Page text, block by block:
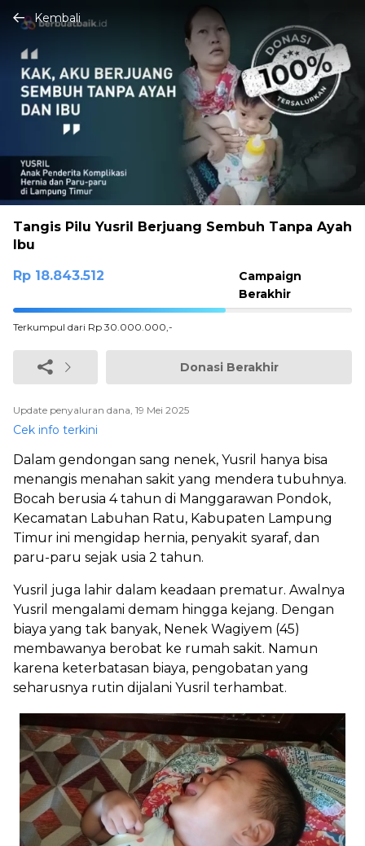
Kembali
Tangis Pilu Yusril Berjuang Sembuh Tanpa Ayah
Ibu
Rp 18.843.512
Campaign
Berakhir
62.811706666667%
Complete
Terkumpul dari Rp 30.000.000,-
Donasi Berakhir
Update penyaluran dana, 19 Mei 2025
Cek info terkini
Dalam gendongan sang nenek, Yusril hanya bisa
menangis menahan sakit yang mendera tubuhnya.
Bocah berusia 4 tahun di Manggarawan Pondok,
Kecamatan Labuhan Ratu, Kabupaten Lampung
Timur ini mengidap hernia, penyakit syaraf, dan
paru-paru sejak usia 2 tahun.
Yusril juga lahir dalam keadaan prematur. Awalnya
Yusril mengalami demam hingga kejang. Dengan
biaya yang tak banyak, Nenek Wagiyem (45)
membawanya berobat ke rumah sakit. Namun
karena keterbatasan biaya, pengobatan yang
seharusnya rutin dijalani Yusril terhambat.